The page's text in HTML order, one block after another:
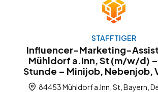
STAFFTIGER
Influencer-Marketing-
Mühldorf a.Inn, St (m/w/d)
Stunde – Minijob, Nebenjob,
84453 Mühldorf a.Inn, St, Bayern,